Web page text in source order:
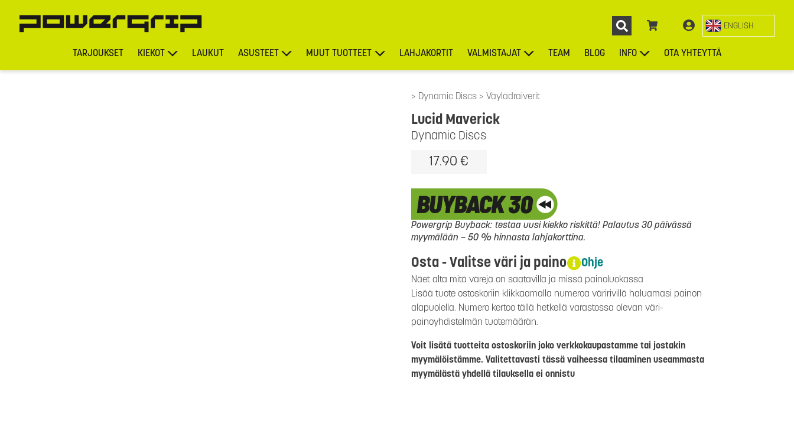
ENGLISH
TARJOUKSET KIEKOT LAUKUT ASUSTEET MUUT TUOTTEET LAHJAKORTIT VALMISTAJAT TEAM BLOG INFO OTA YHTEYTTÄ
Dynamic Discs Väylädraiverit
Dynamic Discs
Lucid Maverick
17.90 €
Powergrip Buyback: testaa uusi kiekko riskittä! Palautus 30 päivässä
myymälään – 50 % hinnasta lahjakorttina.
Osta - Valitse väri ja paino Ohje
Näet alta mitä värejä on saatavilla ja missä painoluokassa
Lisää tuote ostoskoriin klikkaamalla numeroa väririvillä haluamasi painon
alapuolella. Numero kertoo tällä hetkellä varastossa olevan väri-
painoyhdistelmän tuotemäärän.
Voit lisätä tuotteita ostoskoriin joko verkkokaupastamme tai jostakin
myymälöistämme. Valitettavasti tässä vaiheessa tilaaminen useammasta
myymälästä yhdellä tilauksella ei onnistu